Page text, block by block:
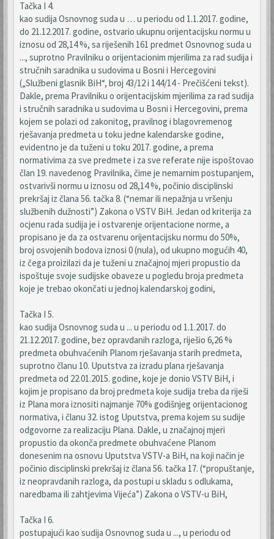
Tačka I 4.
kao sudija Osnovnog suda u … u periodu od 1.1.2017. godine,
do 21.12.2017. godine, ostvario ukupnu orijentacijsku normu u
iznosu od 28,14 %, sa riješenih 161 predmet Osnovnog suda u
..., suprotno Pravilniku o orijentacionim mjerilima za rad sudija i
stručnih saradnika u sudovima u Bosni i Hercegovini
(„Službeni glasnik BiH“, broj 43/12 i 144/14 - Prečišćeni tekst).
Dakle, prema Pravilniku o orijentacijskim mjerilima za rad sudija
i stručnih saradnika u sudovima u Bosni i Hercegovini, prema
kojem se polazi od zakonitog, pravilnog i blagovremenog
rješavanja predmeta u toku jedne kalendarske godine,
evidentno je da tuženi u toku 2017. godine, a prema
normativima za sve predmete i za sve referate nije ispoštovao
član 19. navedenog Pravilnika, čime je nemarnim postupanjem,
ostvarivši normu u iznosu od 28,14 %, počinio disciplinski
prekršaj iz člana 56. tačka 8. (“nemar ili nepažnja u vršenju
službenih dužnosti”) Zakona o VSTV BiH. Jedan od kriterija za
ocjenu rada sudija je i ostvarenje orijentacione norme, a
propisano je da za ostvarenu orijentacijsku normu do 50%,
broj osvojenih bodova iznosi 0 (nula), od ukupno mogućih 40,
iz čega proizilazi da je tuženi u značajnoj mjeri propustio da
ispoštuje svoje sudijske obaveze u pogledu broja predmeta
koje je trebao okončati u jednoj kalendarskoj godini,
Tačka I 5.
kao sudija Osnovnog suda u ... u periodu od 1.1.2017. do
21.12.2017. godine, bez opravdanih razloga, riješio 6,26 %
predmeta obuhvaćenih Planom rješavanja starih predmeta,
suprotno članu 10. Uputstva za izradu plana rješavanja
predmeta od 22.01.2015. godine, koje je donio VSTV BiH, i
kojim je propisano da broj predmeta koje sudija treba da riješi
iz Plana mora iznositi najmanje 70% godišnjeg orijentacionog
normativa, i članu 32. istog Uputstva, prema kojem su sudije
odgovorne za realizaciju Plana. Dakle, u značajnoj mjeri
propustio da okonča predmete obuhvaćene Planom
donesenim na osnovu Uputstva VSTV-a BiH, na koji način je
počinio disciplinski prekršaj iz člana 56. tačka 17. (“propuštanje,
iz neopravdanih razloga, da postupi u skladu s odlukama,
naredbama ili zahtjevima Vijeća”) Zakona o VSTV-u BiH,
Tačka I 6.
postupajući kao sudija Osnovnog suda u ..., u periodu od